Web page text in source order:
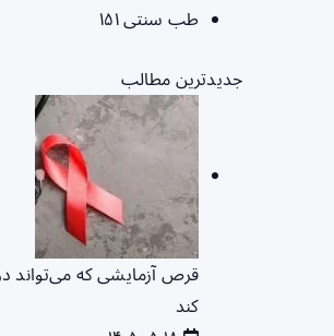
طب سنتی۱۵۱
جدیدترین مطالب
کند